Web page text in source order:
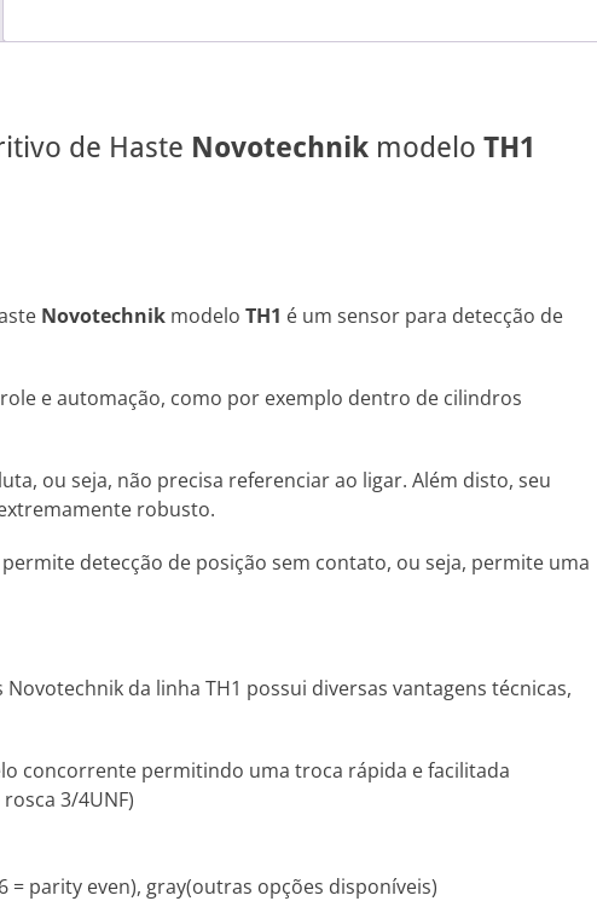
de Haste Novotechnik modelo TH1
Novotechnik modelo TH1 é um sensor para detecção de
e automação, como por exemplo dentro de cilindros
ou seja, não precisa referenciar ao ligar. Além disto, seu
robusto.
detecção de posição sem contato, ou seja, permite uma
da linha TH1 possui diversas vantagens técnicas,
concorrente permitindo uma troca rápida e facilitada
3/4UNF)
= parity even), gray(outras opções disponíveis)